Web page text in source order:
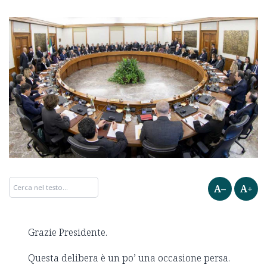
A– A+
Grazie Presidente.
Questa delibera è un po’ una occasione persa.